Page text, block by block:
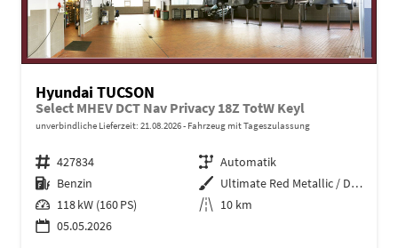
Hyundai TUCSON
Select MHEV DCT Nav Privacy 18Z TotW Keyl
unverbindliche Lieferzeit: 21.08.2026 Fahrzeug mit Tageszulassung
Fahrzeugnr. 427834 Getriebe Automatik
Kraftstoff Benzin Außenfarbe
Ultimate Red Metallic / Dachfarb
Leistung 118 kW (160 PS) Kilometerstand 10 km
05.05.2026